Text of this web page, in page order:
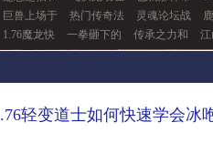
巨兽上场于 热门传奇法 灵魂论坛战
1.76魔龙快 一拳砸下的 传承之力和 江
轻变道士如何快速学会冰